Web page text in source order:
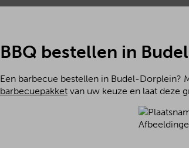
BBQ bestellen in
Een barbecue bestellen in Budel-Dorplein?
barbecuepakket van uw keuze en laat deze